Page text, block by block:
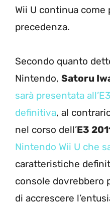
Wii U continua
precedenza.
Secondo quanto
Nintendo, Satoru
sarà presentata
definitiva, al
nel corso dell’E3
Nintendo Wii U che
caratteristiche
console dovrebbero
di accrescere